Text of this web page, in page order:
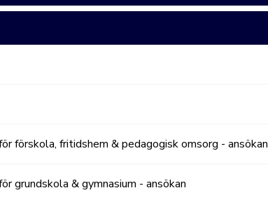
förskola, fritidshem & pedagogisk omsorg - ansökan
grundskola & gymnasium - ansökan